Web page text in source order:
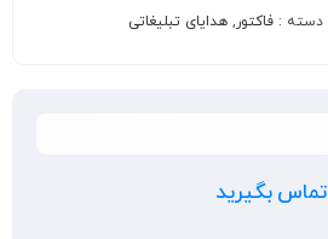
دسته : فاکتور, هدایای تبلیغاتی
تماس بگیرید